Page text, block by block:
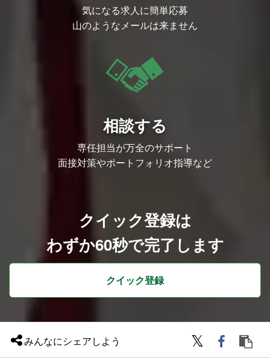
ストで表現することができる環境が整って
います。特に、キャラクターが持つ一番の
魅力をいかに引き出して表現するかが、
オリティを誇り、日々その水準に挑戦しな
がら成長していくことができます。
また、イラストレーターのリーダーとして
セクションのイラスト監修、進行管理を行
最大限にイラストとして表現することが可
組織体制
￣￣￣￣￣￣￣￣￣￣
・40名在籍（2025/6月1日時点）
・CLIP STUDIO
気になる求人に簡単応募
山のようなメールは来ません
相談する
専任担当が万全のサポート
面接対策やポートフォリオ指導など
クイック登録は
わずか60秒で完了します
クイック登録
みんなにシェアしよう